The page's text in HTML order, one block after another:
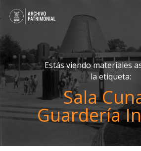
Estás viendo materiales
la etiqueta:
Sala
Guardería